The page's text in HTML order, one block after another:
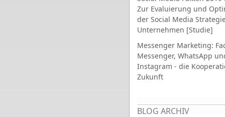
Zur Evaluierung und
der Social Media
Unternehmen [Studie]
Messenger Marketing:
Messenger, WhatsApp
Instagram - die
Zukunft
BLOG ARCHIV
Seiten